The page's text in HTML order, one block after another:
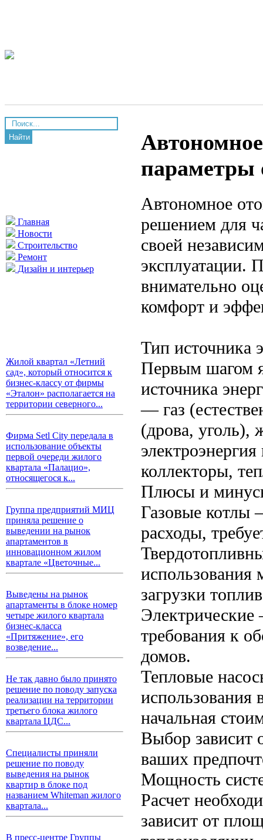
Найти
Главная
Новости
Строительство
Ремонт
Дизайн и интерьер
Жилой квартал «Летний
сад», который относится к
бизнес-классу от фирмы
«Эталон» располагается на
территории северного...
Фирма Setl City передала в
использование объекты
первой очереди жилого
квартала «Палацио»,
относящегося к...
Группа предприятий МИЦ
приняла решение о
выведении на рынок
апартаментов в
инновационном жилом
квартале «Цветочные...
Выведены на рынок
апартаменты в блоке номер
четыре жилого квартала
бизнес-класса
«Притяжение», его
возведение...
Не так давно было принято
решение по поводу запуска
реализации на территории
третьего блока жилого
квартала ЦДС...
Специалисты приняли
решение по поводу
выведения на рынок
квартир в блоке под
названием Whiteman жилого
квартала...
В пресс-центре Группы
параметры
Автономное
решением для
своей
эксплуатации.
внимательно
комфорт и
Тип источника
Первым шагом
источника
— газ
(дрова, уголь),
коллекторы,
Плюсы и
Газовые котлы
расходы,
использования
загрузки
требования к
домов.
Тепловые
использования
начальная
Выбор зависит
ваших
Мощность
Расчет
зависит от